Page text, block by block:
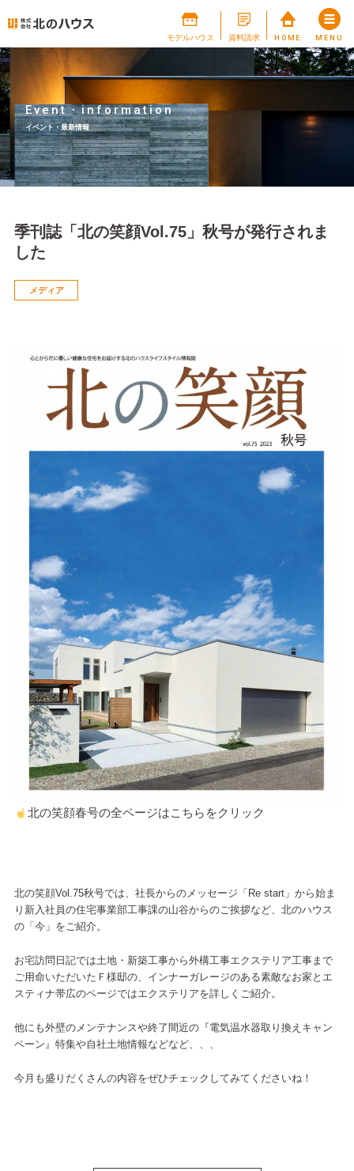
モデルハウス 資料請求 HOME MENU
Event・information
イベント・最新情報
季刊誌「北の笑顔Vol.75」秋号が発行されま
した
メディア
北の笑顔春号の全ページはこちらをクリック
北の笑顔Vol.75秋号では、社長からのメッセージ「Re start」から始ま
り新入社員の住宅事業部工事課の山谷からのご挨拶など、北のハウス
の「今」をご紹介。
お宅訪問日記では土地・新築工事から外構工事エクステリア工事まで
ご用命いただいたＦ様邸の、インナーガレージのある素敵なお家とエ
スティナ帯広のページではエクステリアを詳しくご紹介。
他にも外壁のメンテナンスや終了間近の『電気温水器取り換えキャン
ペーン』特集や自社土地情報などなど、、、
今月も盛りだくさんの内容をぜひチェックしてみてくださいね！